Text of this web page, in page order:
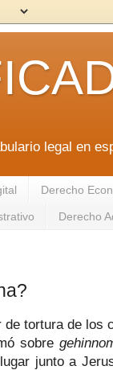
legal en
Derecho
Derecho
tortura de los
sobre
junto a